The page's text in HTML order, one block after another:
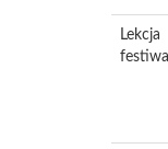
Lekcja